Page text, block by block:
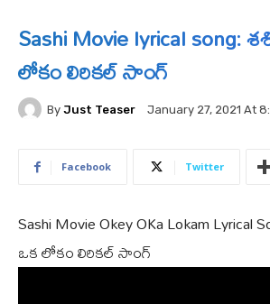
Sashi Movie lyrical song:
లోకం లిరికల్ సాంగ్
By Just Teaser January 27, 2021 At
Facebook Twitter
Sashi Movie Okey OKa Lokam
ఒక లోకం లిరికల్ సాంగ్